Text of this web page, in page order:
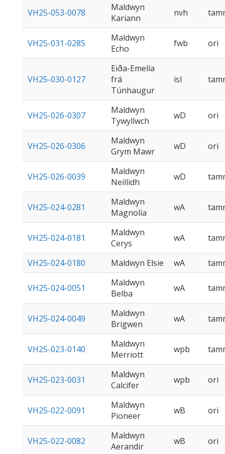
VH25-053-0078
Maldwyn
Kariann
nvh
VH25-031-0285
Maldwyn
Echo
fwb ori
VH25-030-0127
Eiða-Emelía
frá
Túnhaugur
isl
VH25-026-0307
Maldwyn
Tywyllwch
wD ori
VH25-026-0306
Maldwyn
Grym Mawr
wD ori
VH25-026-0039
Maldwyn
Neillidh
wD
VH25-024-0281
Maldwyn
Magnolia
wA
VH25-024-0181
Maldwyn
Cerys
wA
VH25-024-0180 Maldwyn Elsie wA
VH25-024-0051
Maldwyn
Belba
wA
VH25-024-0049
Maldwyn
Brigwen
wA
VH25-023-0140
Maldwyn
Merriott
wpb
VH25-023-0031
Maldwyn
Calcifer
wpb ori
VH25-022-0091
Maldwyn
Pioneer
wB ori
VH25-022-0082
Maldwyn
Aerandir
wB ori